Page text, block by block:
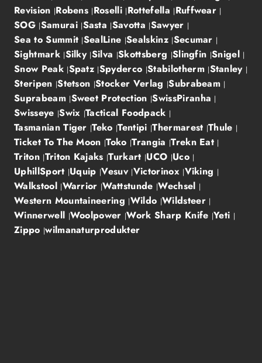
Revision Robens Roselli Rottefella Ruffwear
SOG Samurai Sasta Savotta Sawyer
Sea to Summit SealLine Sealskinz Secumar
Sightmark Silky Silva Skottsberg Slingfin Snigel
Snow Peak Spatz Spyderco Stabilotherm Stanley
Steripen Stetson Stocker Verlag Subrabeam
Suprabeam Sweet Protection SwissPiranha
Swisseye Swix Tactical Foodpack
Tasmanian Tiger Teko Tentipi Thermarest Thule
Ticket To The Moon Toko Trangia Trekn Eat
Triton Triton Kajaks Turkart UCO Uco
UphillSport Uquip Vesuv Victorinox Viking
Walkstool Warrior Wattstunde Wechsel
Western Mountaineering Wildo Wildsteer
Winnerwell Woolpower Work Sharp Knife Yeti
Zippo wilmanaturprodukter